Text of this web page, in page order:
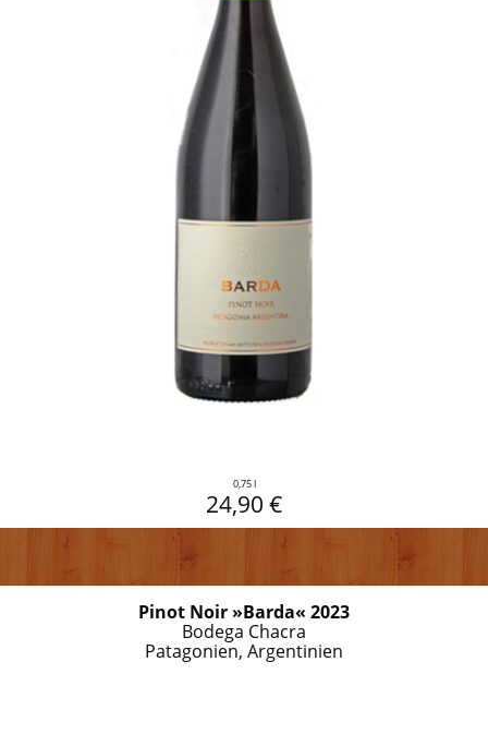
0,75 l
24,90 €
Pinot Noir »Barda« 2023
Bodega Chacra
Patagonien, Argentinien